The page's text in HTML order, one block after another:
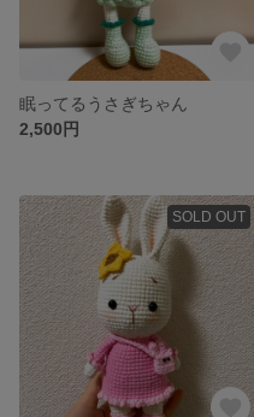
眠ってるうさぎちゃん
2,500円
SOLD OUT